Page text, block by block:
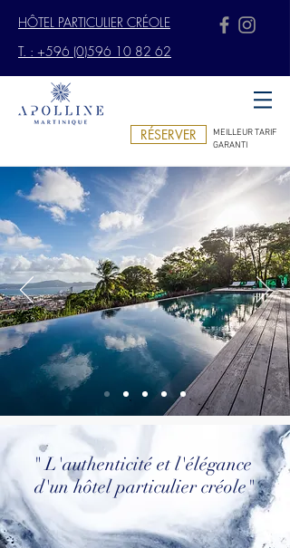
HÔTEL PARTICULIER CRÉOLE
T. : +596 (0)596 10 82 62
RÉSERVER
MEILLEUR TARIF
GARANTI
" L'authenticité et l'élégance
d'un hôtel particulier créole"